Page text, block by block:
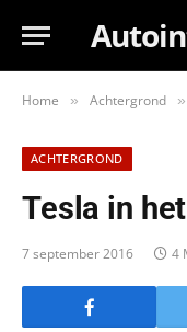
Home » Achtergrond »
ACHTERGROND
Tesla in
7 september 2016 4